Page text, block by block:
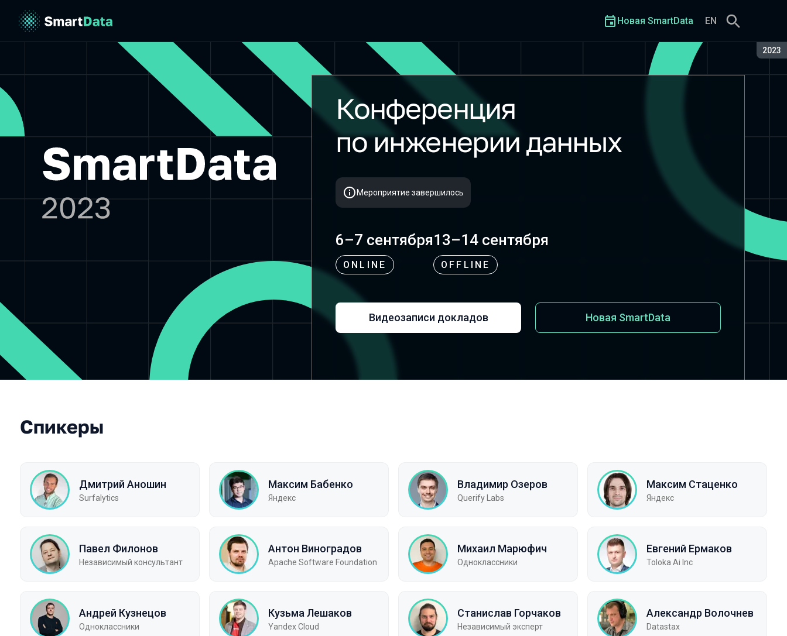
2023
Новая SmartData EN
SmartData 2023
Конференция
по инженерии данных
Мероприятие завершилось
6–7 сентября
ONLINE
13–14 сентября
OFFLINE
Видеозаписи докладов Новая SmartData
Спикеры
Дмитрий Аношин
Surfalytics
Максим Бабенко
Яндекс
Владимир Озеров
Querify Labs
Максим Стаценко
Яндекс
Павел Филонов
Независимый консультант
Антон Виноградов
Apache Software Foundation
Михаил Марюфич
Одноклассники
Евгений Ермаков
Toloka Ai Inc
Андрей Кузнецов
Одноклассники
Кузьма Лешаков
Yandex Cloud
Станислав Горчаков
Независимый эксперт
Александр Волочнев
Datastax